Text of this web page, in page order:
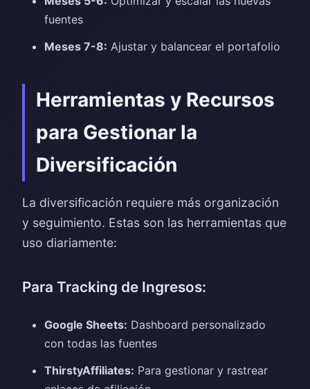
fuentes
Meses 7-8: Ajustar y balancear el portafolio
Herramientas y Recursos
para Gestionar la
Diversificación
La diversificación requiere más organización
y seguimiento. Estas son las herramientas que
uso diariamente:
Para Tracking de Ingresos:
Google Sheets: Dashboard personalizado
con todas las fuentes
ThirstyAffiliates: Para gestionar y rastrear